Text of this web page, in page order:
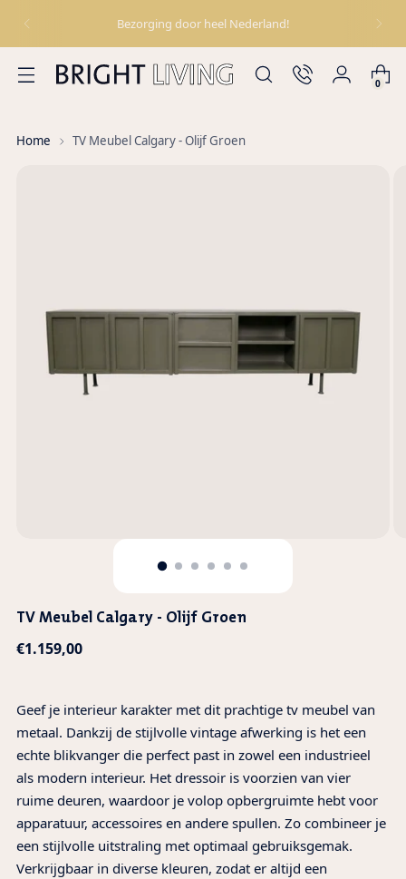
Bezorging door heel Nederland!
0
Home TV Meubel Calgary - Olijf Groen
TV Meubel Calgary - Olijf Groen
Normale
€1.159,00
Geef je interieur karakter met dit prachtige tv meubel van
metaal. Dankzij de stijlvolle vintage afwerking is het een
echte blikvanger die perfect past in zowel een industrieel
als modern interieur. Het dressoir is voorzien van vier
ruime deuren, waardoor je volop opbergruimte hebt voor
apparatuur, accessoires en andere spullen. Zo combineer je
een stijlvolle uitstraling met optimaal gebruiksgemak.
Verkrijgbaar in diverse kleuren, zodat er altijd een